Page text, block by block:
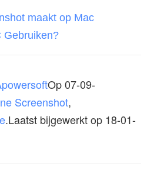
maakt op Mac
Gebruiken?
Op07-09-
Screenshot,
.Laatst bijgewerkt op 18-01-